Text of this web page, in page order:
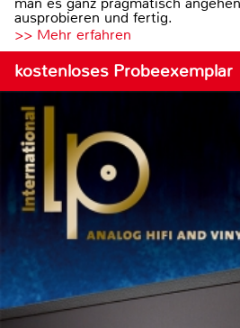
ausprobieren und fertig.
>> Mehr erfahren
kostenloses Probeexemplar